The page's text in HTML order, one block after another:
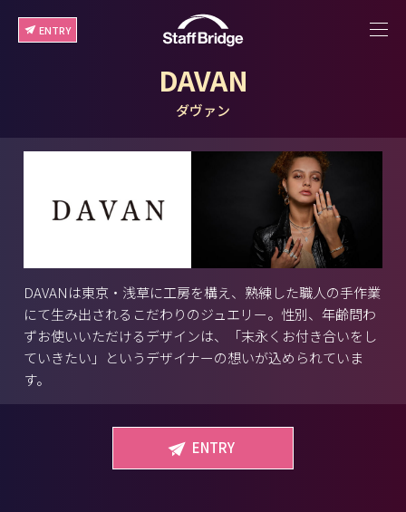
ENTRY
DAVAN
ダヴァン
DAVANは東京・浅草に工房を構え、熟練した職人の手作業
にて生み出されるこだわりのジュエリー。性別、年齢問わ
ずお使いいただけるデザインは、「末永くお付き合いをし
ていきたい」というデザイナーの想いが込められていま
す。
ENTRY